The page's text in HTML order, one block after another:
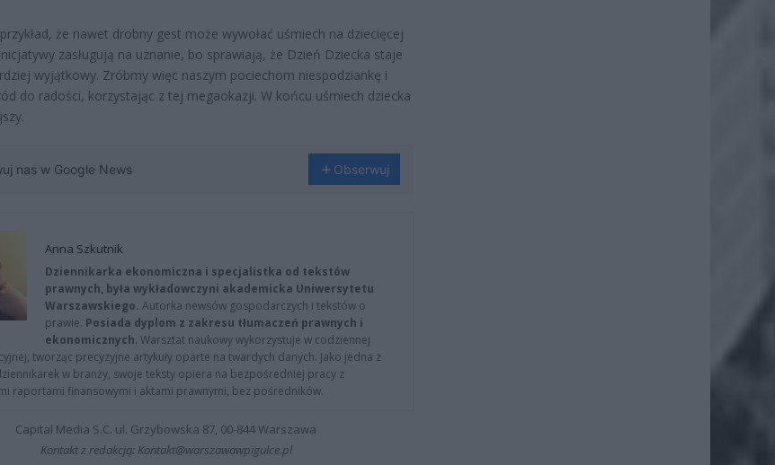
że nawet drobny gest może wywołać uśmiech na dziecięcej
zasługują na uznanie, bo sprawiają, że Dzień Dziecka staje
wyjątkowy. Zróbmy więc naszym pociechom niespodziankę i
do radości, korzystając z tej megaokazji. W końcu uśmiech dziecka
nas w Google News Obserwuj
Anna Szkutnik
Dziennikarka ekonomiczna i specjalistka od tekstów
prawnych, była wykładowczyni akademicka Uniwersytetu
Warszawskiego. Autorka newsów gospodarczych i tekstów o
prawie. Posiada dyplom z zakresu tłumaczeń prawnych i
ekonomicznych. Warsztat naukowy wykorzystuje w codziennej
tworząc precyzyjne artykuły oparte na twardych danych. Jako jedna z
w branży, swoje teksty opiera na bezpośredniej pracy z
raportami finansowymi i aktami prawnymi, bez pośredników.
Capital Media S.C. ul. Grzybowska 87, 00-844 Warszawa
Kontakt z redakcją: Kontakt@warszawawpigulce.pl